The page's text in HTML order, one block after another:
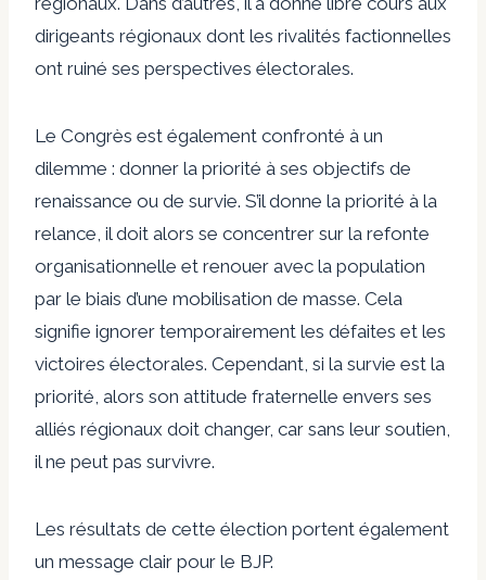
dirigeants régionaux dont les rivalités factionnelles
ont ruiné ses perspectives électorales.
Le Congrès est également confronté à un
dilemme : donner la priorité à ses objectifs de
renaissance ou de survie. S’il donne la priorité à la
relance, il doit alors se concentrer sur la refonte
organisationnelle et renouer avec la population
par le biais d’une mobilisation de masse. Cela
signifie ignorer temporairement les défaites et les
victoires électorales. Cependant, si la survie est la
priorité, alors son attitude fraternelle envers ses
alliés régionaux doit changer, car sans leur soutien,
il ne peut pas survivre.
Les résultats de cette élection portent également
un message clair pour le BJP.